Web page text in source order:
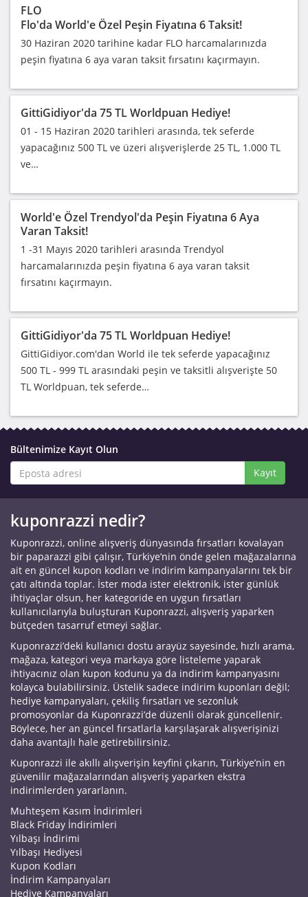
FLO
Flo'da World'e Özel Peşin Fiyatına 6 Taksit!
30 Haziran 2020 tarihine kadar FLO harcamalarınızda
peşin fiyatına 6 aya varan taksit fırsatını kaçırmayın.
GittiGidiyor'da 75 TL Worldpuan Hediye!
01 - 15 Haziran 2020 tarihleri arasında, tek seferde
yapacağınız 500 TL ve üzeri alışverişlerde 25 TL, 1.000 TL
ve…
World'e Özel Trendyol'da Peşin Fiyatına 6 Aya
Varan Taksit!
1 -31 Mayıs 2020 tarihleri arasında Trendyol
harcamalarınızda peşin fiyatına 6 aya varan taksit
fırsatını kaçırmayın.
GittiGidiyor'da 75 TL Worldpuan Hediye!
GittiGidiyor.com'dan World ile tek seferde yapacağınız
500 TL - 999 TL arasındaki peşin ve taksitli alışverişte 50
TL Worldpuan, tek seferde…
Bültenimize Kayıt Olun
Kayıt
kuponrazzi nedir?
Kuponrazzi, online alışveriş dünyasında fırsatları kovalayan
bir paparazzi gibi çalışır, Türkiye’nin önde gelen mağazalarına
ait en güncel kupon kodları ve indirim kampanyalarını tek bir
çatı altında toplar. İster moda ister elektronik, ister günlük
ihtiyaçlar olsun, her kategoride en uygun fırsatları
kullanıcılarıyla buluşturan Kuponrazzi, alışveriş yaparken
bütçeden tasarruf etmeyi sağlar.
Kuponrazzi’deki kullanıcı dostu arayüz sayesinde, hızlı arama,
mağaza, kategori veya markaya göre listeleme yaparak
ihtiyacınız olan kupon kodunu ya da indirim kampanyasını
kolayca bulabilirsiniz. Üstelik sadece indirim kuponları değil;
hediye kampanyaları, çekiliş fırsatları ve sezonluk
promosyonlar da Kuponrazzi’de düzenli olarak güncellenir.
Böylece, her an güncel fırsatlarla karşılaşarak alışverişinizi
daha avantajlı hale getirebilirsiniz.
Kuponrazzi ile akıllı alışverişin keyfini çıkarın, Türkiye’nin en
güvenilir mağazalarından alışveriş yaparken ekstra
indirimlerden yararlanın.
Muhteşem Kasım İndirimleri
Black Friday İndirimleri
Yılbaşı İndirimi
Yılbaşı Hediyesi
Kupon Kodları
İndirim Kampanyaları
Hediye Kampanyaları